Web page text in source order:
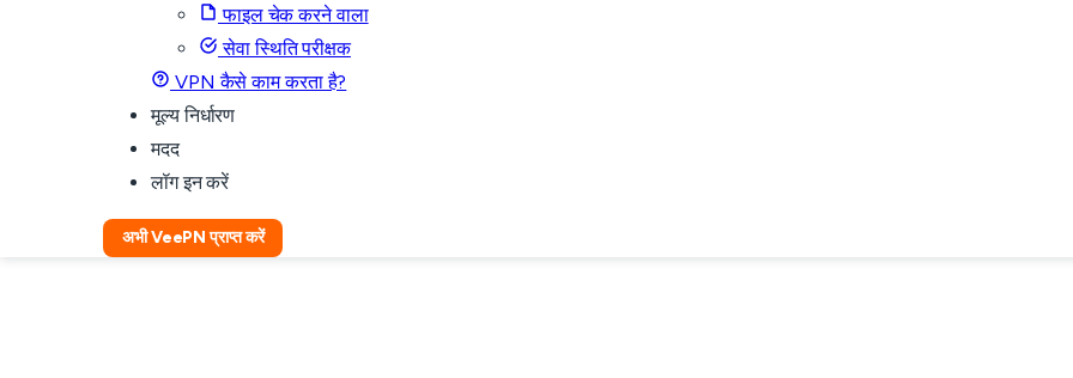
फाइल चेक करने वाला
सेवा स्थिति परीक्षक
VPN कैसे काम करता है?
मूल्य निर्धारण
मदद
लॉग इन करें
अभी VeePN प्राप्त करें